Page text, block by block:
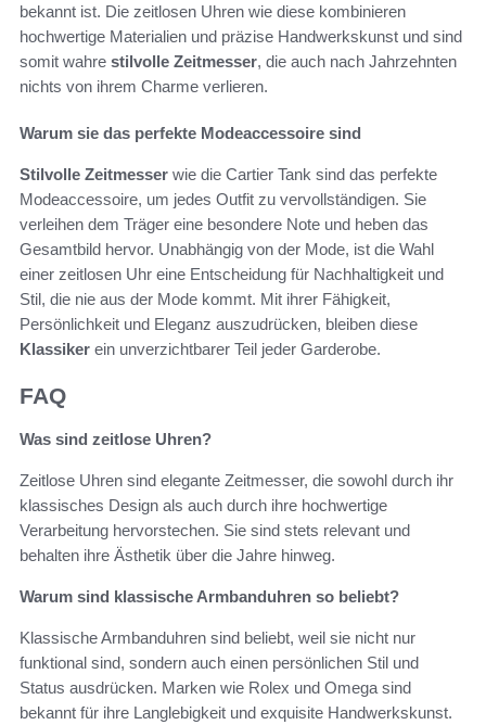
bekannt ist. Die zeitlosen Uhren wie diese kombinieren
hochwertige Materialien und präzise Handwerkskunst und sind
somit wahre stilvolle Zeitmesser, die auch nach Jahrzehnten
nichts von ihrem Charme verlieren.
Warum sie das perfekte Modeaccessoire sind
Stilvolle Zeitmesser wie die Cartier Tank sind das perfekte
Modeaccessoire, um jedes Outfit zu vervollständigen. Sie
verleihen dem Träger eine besondere Note und heben das
Gesamtbild hervor. Unabhängig von der Mode, ist die Wahl
einer zeitlosen Uhr eine Entscheidung für Nachhaltigkeit und
Stil, die nie aus der Mode kommt. Mit ihrer Fähigkeit,
Persönlichkeit und Eleganz auszudrücken, bleiben diese
Klassiker ein unverzichtbarer Teil jeder Garderobe.
FAQ
Was sind zeitlose Uhren?
Zeitlose Uhren sind elegante Zeitmesser, die sowohl durch ihr
klassisches Design als auch durch ihre hochwertige
Verarbeitung hervorstechen. Sie sind stets relevant und
behalten ihre Ästhetik über die Jahre hinweg.
Warum sind klassische Armbanduhren so beliebt?
Klassische Armbanduhren sind beliebt, weil sie nicht nur
funktional sind, sondern auch einen persönlichen Stil und
Status ausdrücken. Marken wie Rolex und Omega sind
bekannt für ihre Langlebigkeit und exquisite Handwerkskunst.